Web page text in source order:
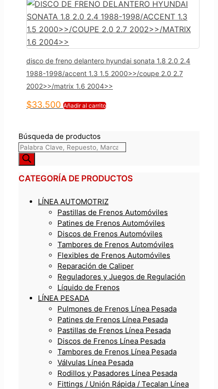
disco de freno delantero hyundai sonata 1.8 2.0 2.4
1988-1998/accent 1.3 1.5 2000>>/coupe 2.0 2.7
2002>>/matrix 1.6 2004>>
$33.500 Añadir al carrito
Búsqueda de productos
CATEGORÍA DE PRODUCTOS
LÍNEA AUTOMOTRIZ
Pastillas de Frenos Automóviles
Patines de Frenos Automóviles
Discos de Frenos Automóviles
Tambores de Frenos Automóviles
Flexibles de Frenos Automóviles
Reparación de Caliper
Reguladores y Juegos de Regulación
Líquido de Frenos
LÍNEA PESADA
Pulmones de Frenos Línea Pesada
Patines de Frenos Línea Pesada
Pastillas de Frenos Línea Pesada
Discos de Frenos Línea Pesada
Tambores de Frenos Línea Pesada
Válvulas Línea Pesada
Rodillos y Pasadores Línea Pesada
Fittings / Unión Rápida / Tecalan Línea